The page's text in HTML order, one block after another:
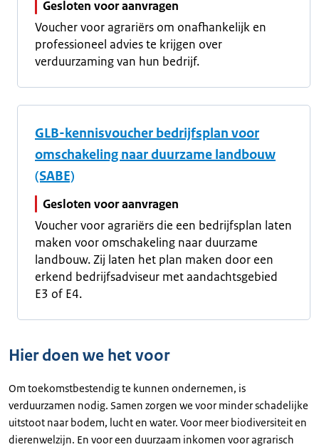
Gesloten voor aanvragen
Voucher voor agrariërs om onafhankelijk en
professioneel advies te krijgen over
verduurzaming van hun bedrijf.
GLB-kennisvoucher bedrijfsplan voor
omschakeling naar duurzame landbouw
(SABE)
Gesloten voor aanvragen
Voucher voor agrariërs die een bedrijfsplan laten
maken voor omschakeling naar duurzame
landbouw. Zij laten het plan maken door een
erkend bedrijfsadviseur met aandachtsgebied
E3 of E4.
Hier doen we het voor
Om toekomstbestendig te kunnen ondernemen, is
verduurzamen nodig. Samen zorgen we voor minder schadelijke
uitstoot naar bodem, lucht en water. Voor meer biodiversiteit en
dierenwelzijn. En voor een duurzaam inkomen voor agrarisch